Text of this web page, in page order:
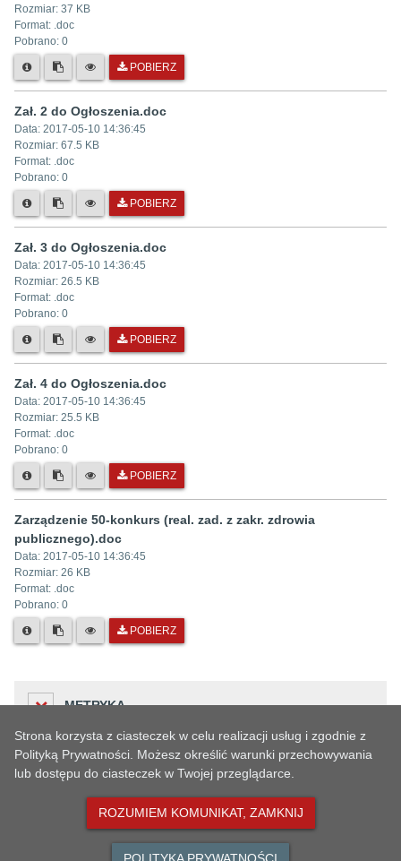
Rozmiar: 37 KB
Format: .doc
Pobrano: 0
POBIERZ
Zał. 2 do Ogłoszenia.doc
Data: 2017-05-10 14:36:45
Rozmiar: 67.5 KB
Format: .doc
Pobrano: 0
POBIERZ
Zał. 3 do Ogłoszenia.doc
Data: 2017-05-10 14:36:45
Rozmiar: 26.5 KB
Format: .doc
Pobrano: 0
POBIERZ
Zał. 4 do Ogłoszenia.doc
Data: 2017-05-10 14:36:45
Rozmiar: 25.5 KB
Format: .doc
Pobrano: 0
POBIERZ
Zarządzenie 50-konkurs (real. zad. z zakr. zdrowia
publicznego).doc
Data: 2017-05-10 14:36:45
Rozmiar: 26 KB
Format: .doc
Pobrano: 0
POBIERZ
METRYKA
Liczba odwiedzin
Podmiot udostępniający informację
Urząd Miejski w Oławie
Strona korzysta z ciasteczek w celu realizacji usług i zgodnie z
Polityką Prywatności. Możesz określić warunki przechowywania
lub dostępu do ciasteczek w Twojej przeglądarce.
ROZUMIEM KOMUNIKAT, ZAMKNIJ